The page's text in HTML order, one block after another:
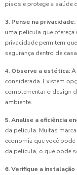
pisos e protege a saúde
3. Pense na privacidade:
uma película que
privacidade permitem
segurança dentro de
4. Observe a estética:A
considerada. Existem
complementar o design
ambiente.
5. Analise a eficiência
da película. Muitas
economia que você
da película, o que pode
6. Verifique a instalação